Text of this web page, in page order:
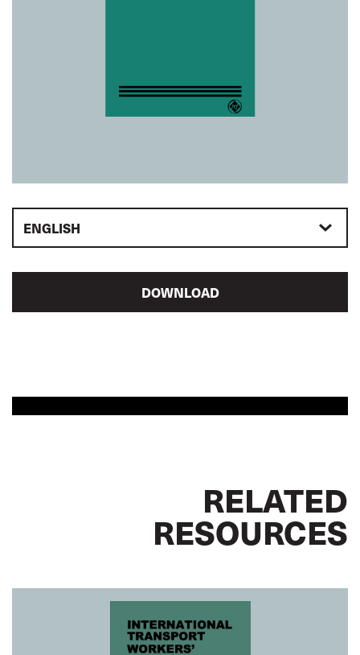
ENGLISH
DOWNLOAD
RELATED
RESOURCES